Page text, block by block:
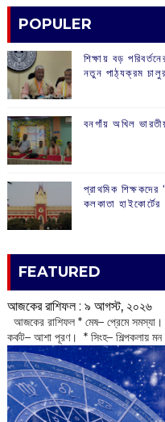
POPULER
শিক্ষায় বড়
নতুন পাঠ্যক্রম
বনগাঁয় অখিল
প্রাথমিক শিক্ষকদের
কলকাতা হাইকোর্টের
FEATURED
আজকের রাশিফল :‌ ‌‌৯ আগস্ট, ২০২৬
আজকের রাশিফল * মেষ– প্রেমে
কর্কট– আশা পূরণ। * সিংহ– শিল্পকলায়